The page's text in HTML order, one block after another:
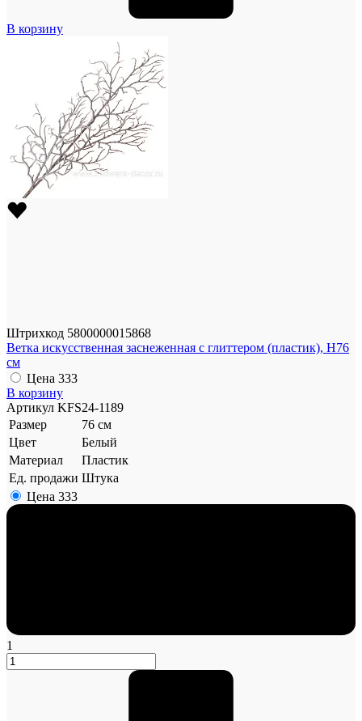
В корзину
Штрихкод 5800000015868
Ветка искусственная заснеженная с глиттером (пластик), H76
см
Цена 333
В корзину
Артикул KFS24-1189
Размер
76 см
Цвет
Белый
Материал
Пластик
Ед. продажи Штука
Цена 333
1